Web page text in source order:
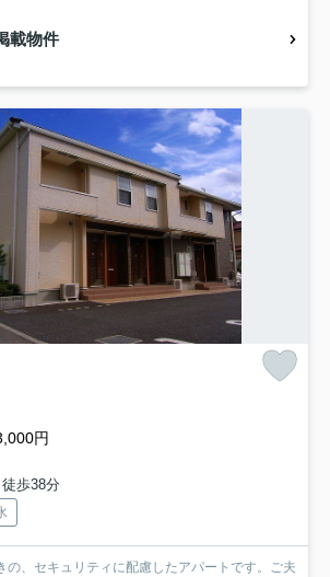
載物件
円
歩38分
の、セキュリティに配慮したアパートです。ご夫